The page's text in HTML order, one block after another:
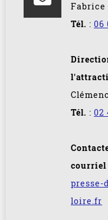
Fabrice
Tél. : 06
Tél. : 02
courriel
presse-
loire.fr